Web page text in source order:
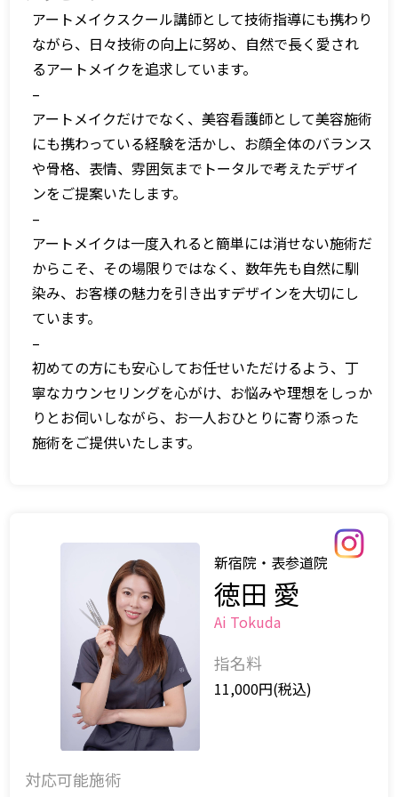
アートメイクスクール講師として技術指導にも携わり
ながら、日々技術の向上に努め、自然で長く愛され
るアートメイクを追求しています。
–
アートメイクだけでなく、美容看護師として美容施術
にも携わっている経験を活かし、お顔全体のバランス
や骨格、表情、雰囲気までトータルで考えたデザイ
ンをご提案いたします。
–
アートメイクは一度入れると簡単には消せない施術だ
からこそ、その場限りではなく、数年先も自然に馴
染み、お客様の魅力を引き出すデザインを大切にし
ています。
–
初めての方にも安心してお任せいただけるよう、丁
寧なカウンセリングを心がけ、お悩みや理想をしっか
りとお伺いしながら、お一人おひとりに寄り添った
施術をご提供いたします。
新宿院・表参道院
徳田 愛
Ai Tokuda
指名料
11,000円(税込)
対応可能施術